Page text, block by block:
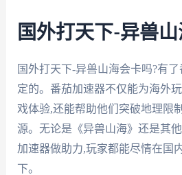
国外打天下-异兽
国外打天下-异兽山海会卡吗?有
定的。番茄加速器不仅能为海外
戏体验,还能帮助他们突破地理限
源。无论是《异兽山海》还是其
加速器做助力,玩家都能尽情在国
下。